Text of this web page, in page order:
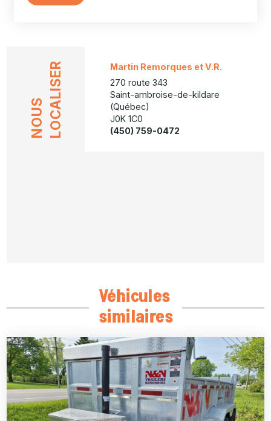
NOUS LOCALISER
Martin Remorques et V.R.
270 route 343
Saint-ambroise-de-kildare
(Québec)
J0K 1C0
(450) 759-0472
Véhicules
similaires